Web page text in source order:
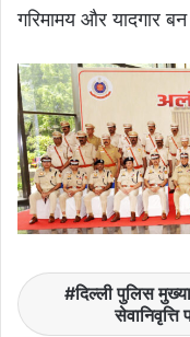
गरिमामय और यादगार बन
दिल्ली पुलिस
सेवानिवृत्ति